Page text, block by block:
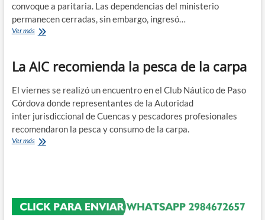
convoque a paritaria. Las dependencias del ministerio
permanecen cerradas, sin embargo, ingresó…
Ver másUnter
carpa
frente
Ministerio
de
Educacion
en
Viedma
La AIC recomienda la pesca de la carpa
El viernes se realizó un encuentro en el Club Náutico de Paso
Córdova donde representantes de la Autoridad
inter jurisdiccional de Cuencas y pescadores profesionales
recomendaron la pesca y consumo de la carpa.
Ver másLa
la
carpa